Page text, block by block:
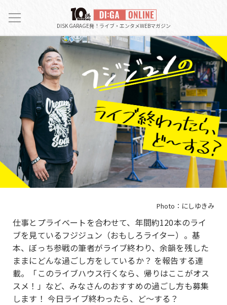
DISK GARAGE発！ライブ・エンタメWEBマガジン
Photo：にしゆきみ
仕事とプライベートを合わせて、年間約120本のライ
ブを見ているフジジュン（おもしろライター）。基
本、ぼっち参戦の筆者がライブ終わり、余韻を残した
ままにどんな過ごし方をしているか？ を報告する連
載。「このライブハウス行くなら、帰りはここがオス
スメ！」など、みなさんのおすすめの過ごし方も募集
します！ 今日ライブ終わったら、ど～する？